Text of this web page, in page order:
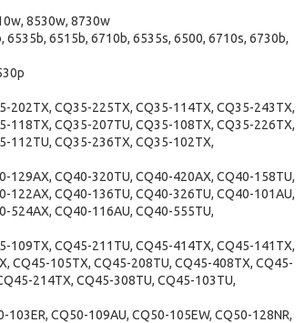
8530w, 8730w
6535b, 6515b, 6710b, 6535s, 6500, 6710s, 6730b,
202TX, CQ35-225TX, CQ35-114TX, CQ35-243TX,
118TX, CQ35-207TU, CQ35-108TX, CQ35-226TX,
112TU, CQ35-236TX, CQ35-102TX,
129AX, CQ40-320TU, CQ40-420AX, CQ40-158TU,
122AX, CQ40-136TU, CQ40-326TU, CQ40-101AU,
524AX, CQ40-116AU, CQ40-555TU,
109TX, CQ45-211TU, CQ45-414TX, CQ45-141TX,
CQ45-105TX, CQ45-208TU, CQ45-408TX, CQ45-
214TX, CQ45-308TU, CQ45-103TU,
CQ50-109AU, CQ50-105EW, CQ50-128NR,